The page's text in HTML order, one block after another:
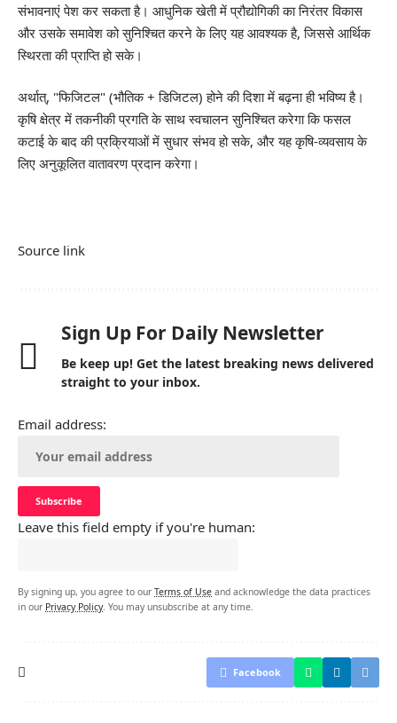
संभावनाएं पेश कर सकता है। आधुनिक खेती में प्रौद्योगिकी का निरंतर विकास
और उसके समावेश को सुनिश्चित करने के लिए यह आवश्यक है, जिससे आर्थिक
स्थिरता की प्राप्ति हो सके।
अर्थात्, "फिजिटल" (भौतिक + डिजिटल) होने की दिशा में बढ़ना ही भविष्य है।
कृषि क्षेत्र में तकनीकी प्रगति के साथ स्वचालन सुनिश्चित करेगा कि फसल
कटाई के बाद की प्रक्रियाओं में सुधार संभव हो सके, और यह कृषि-व्यवसाय के
लिए अनुकूलित वातावरण प्रदान करेगा।
Source link
Sign Up For Daily Newsletter
Be keep up! Get the latest breaking news delivered
straight to your inbox.
Email address:
Leave this field empty if you're human:
By signing up, you agree to our Terms of Use and acknowledge the data practices
in our Privacy Policy. You may unsubscribe at any time.
Facebook